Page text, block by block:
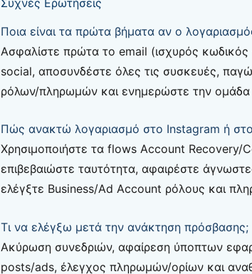
Συχνές Ερωτήσεις
Ποια είναι τα πρώτα βήματα αν ο
Ασφαλίστε πρώτα το email (ισχυρός
social, αποσυνδέστε όλες τις συσκευές,
ρόλων/πληρωμών και ενημερώστε την
Πώς ανακτώ λογαριασμό στο Instagram ή
Χρησιμοποιήστε τα flows Account Recovery/
επιβεβαιώστε ταυτότητα, αφαιρέστε
ελέγξτε Business/Ad Account ρόλους και
Τι να ελέγξω μετά την ανάκτηση πρόσβασης;
Ακύρωση συνεδριών, αφαίρεση ύποπτων
posts/ads, έλεγχος πληρωμών/ορίων και